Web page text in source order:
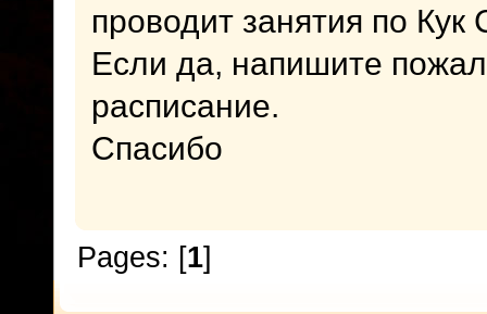
проводит занятия по
Если да, напишите
расписание.
Спасибо
Pages: [1]